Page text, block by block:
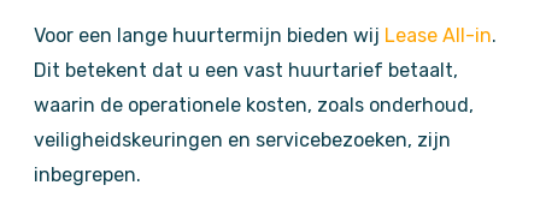
Voor een lange huurtermijn bieden wij Lease All-in.
Dit betekent dat u een vast huurtarief betaalt,
waarin de operationele kosten, zoals onderhoud,
veiligheidskeuringen en servicebezoeken, zijn
inbegrepen.